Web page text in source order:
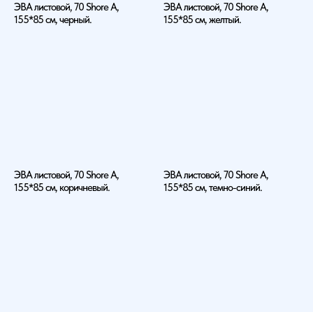
ЭВА листовой, 70 Shore A,
155*85 см, черный.
ЭВА листовой, 70 Shore A,
155*85 см, желтый.
ЭВА листовой, 70 Shore A,
155*85 см, коричневый.
ЭВА листовой, 70 Shore A,
155*85 см, темно-синий.